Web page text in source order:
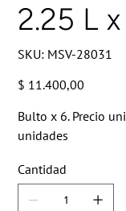
2.25 L
SKU: SKU
MSV-
MSV-28031
Precio
$ 11.400,00
Bulto x 6. Precio
unidades
Cantidad